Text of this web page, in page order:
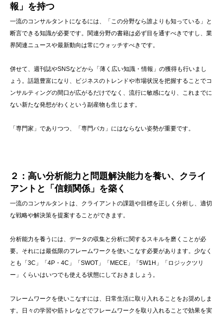
報」を持つ
一流のコンサルタントになるには、「この分野なら誰よりも知っている」と
断言できる知識が必要です。関連分野の書籍は必ず目を通すべきですし、業
界関連ニュースや最新動向は常にウォッチすべきです。
併せて、週刊誌やSNSなどから「薄く広い知識・情報」の獲得も行いまし
ょう。話題豊富になり、ビジネスのトレンドや市場状況を把握することでコ
ンサルティングの間口が広がるだけでなく、流行に敏感になり、これまでに
ない新たな発想がわくという副産物も生じます。
「専門家」でありつつ、「専門バカ」にはならない姿勢が重要です。
２：高い分析能力と問題解決能力を養い、クライ
アントと「信頼関係」を築く
一流のコンサルタントは、クライアントの課題や目標を正しく分析し、適切
な戦略や解決策を提案することができます。
分析能力を養うには、データの収集と分析に関するスキルを磨くことが必
要。それには最低限のフレームワークを使いこなす必要があります。少なく
とも「3C」「4P・4C」「SWOT」「MECE」「5W1H」「ロジックツリ
ー」くらいはいつでも使える状態にしておきましょう。
フレームワークを使いこなすには、日常生活に取り入れることをお奨めしま
す。日々の学習や筋トレなどでフレームワークを取り入れることで効果を実